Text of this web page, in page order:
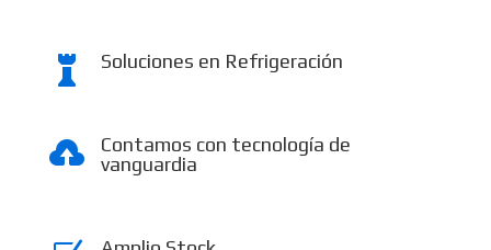
 Soluciones en Refrigeración

Contamos con tecnología de
vanguardia